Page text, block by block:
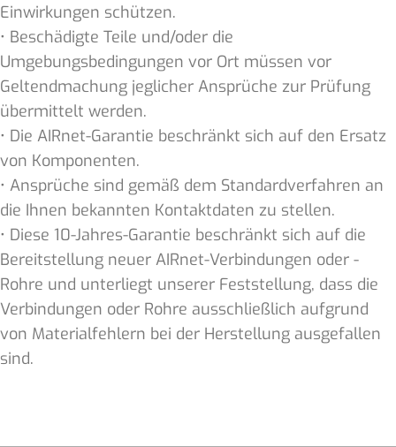
Einwirkungen schützen.
• Beschädigte Teile und/oder die
Umgebungsbedingungen vor Ort müssen vor
Geltendmachung jeglicher Ansprüche zur Prüfung
übermittelt werden.
• Die AIRnet-Garantie beschränkt sich auf den Ersatz
von Komponenten.
• Ansprüche sind gemäß dem Standardverfahren an
die Ihnen bekannten Kontaktdaten zu stellen.
• Diese 10-Jahres-Garantie beschränkt sich auf die
Bereitstellung neuer AIRnet-Verbindungen oder -
Rohre und unterliegt unserer Feststellung, dass die
Verbindungen oder Rohre ausschließlich aufgrund
von Materialfehlern bei der Herstellung ausgefallen
sind.